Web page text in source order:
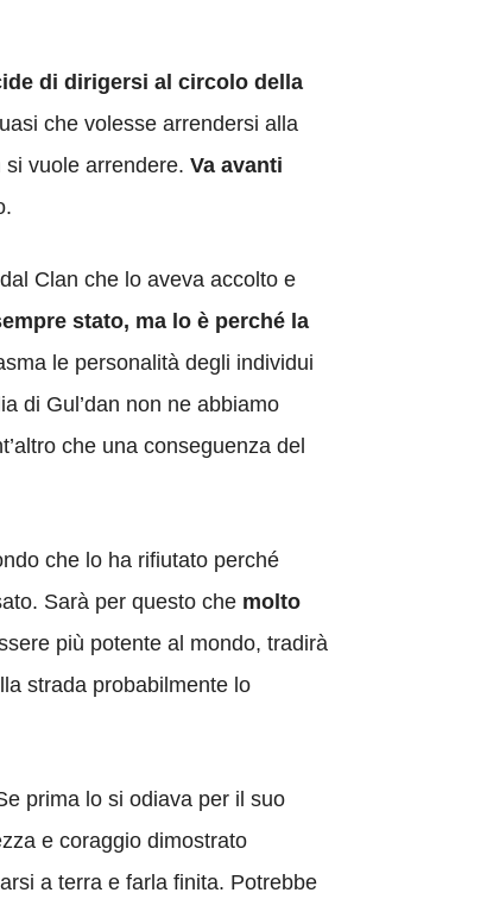
di dirigersi al circolo della
che volesse arrendersi alla
vuole arrendere. Va avanti
Clan che lo aveva accolto e
stato, ma lo è perché la
le personalità degli individui
di Gul’dan non ne abbiamo
che una conseguenza del
che lo ha rifiutato perché
Sarà per questo che molto
più potente al mondo, tradirà
strada probabilmente lo
prima lo si odiava per il suo
e coraggio dimostrato
a terra e farla finita. Potrebbe